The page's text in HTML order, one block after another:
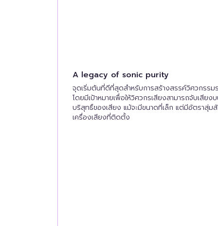
A legacy of sonic purity
จุดเริ่มต้นที่ดีที่สุดสำหรับการสร้างสรรค์วิศวกรร
โดยมีเป้าหมายเพื่อให้วิศวกรเสียงสามารถจับเสี
บริสุทธิ์ของเสียง แม้จะมีขนาดที่เล็ก แต่มีอัตรา
เครื่องเสียงที่ติดตั้ง